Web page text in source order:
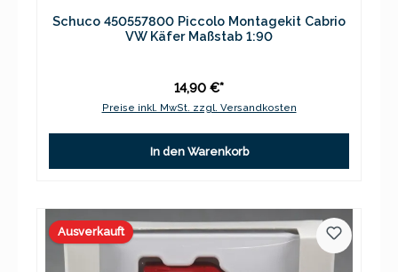
Schuco 450557800 Piccolo Montagekit Cabrio
VW Käfer Maßstab 1:90
14,90 €*
Preise inkl. MwSt. zzgl. Versandkosten
In den Warenkorb
Ausverkauft